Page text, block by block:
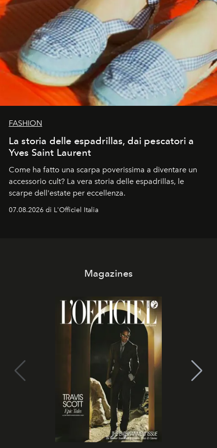
FASHION
La storia delle espadrillas, dai pescatori a
Yves Saint Laurent
Come ha fatto una scarpa poverissima a diventare un
accessorio cult? La vera storia delle espadrillas, le
scarpe dell'estate per eccellenza.
07.08.2026 di L'Officiel Italia
Magazines